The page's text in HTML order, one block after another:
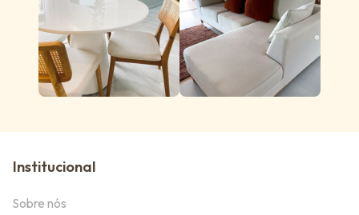
Institucional
Sobre nós